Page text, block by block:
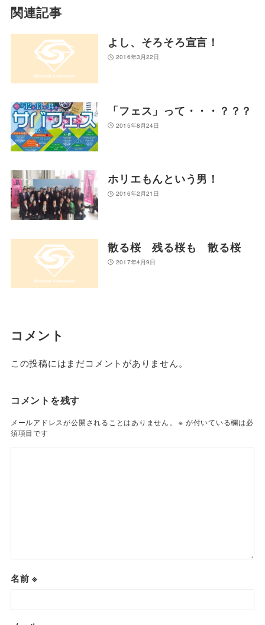
関連記事
よし、そろそろ宣言！
2016年3月22日
「フェス」って・・・？？？
2015年8月24日
ホリエもんという男！
2016年2月21日
散る桜 残る桜も 散る桜
2017年4月9日
コメント
この投稿にはまだコメントがありません。
コメントを残す
メールアドレスが公開されることはありません。 ※ が付いている欄は必
須項目です
名前※